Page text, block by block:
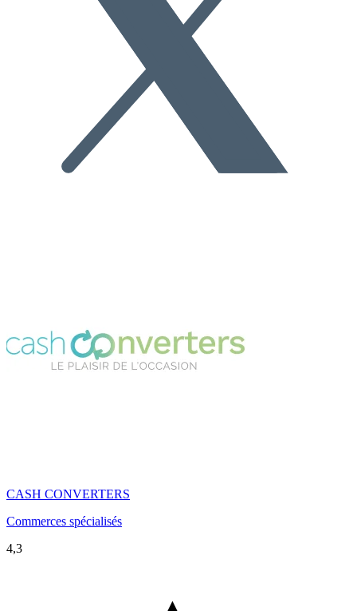
CASH CONVERTERS
Commerces spécialisés
4,3